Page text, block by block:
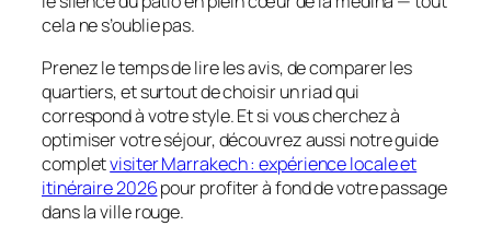
cela ne s’oublie pas.
Prenez le temps de lire les avis, de comparer les
quartiers, et surtout de choisir un riad qui
correspond à votre style. Et si vous cherchez à
optimiser votre séjour, découvrez aussi notre guide
completvisiter Marrakech : expérience locale et
itinéraire 2026pour profiter à fond de votre passage
dans la ville rouge.